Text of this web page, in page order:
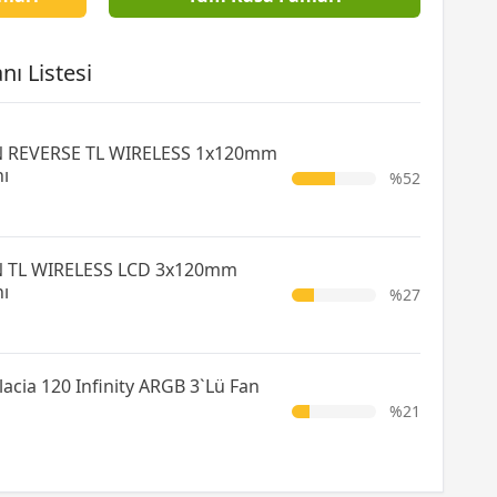
Listesi
TL WIRELESS 1x120mm
%52
WIRELESS LCD 3x120mm
%27
120 Infinity ARGB 3`Lü Fan
%21